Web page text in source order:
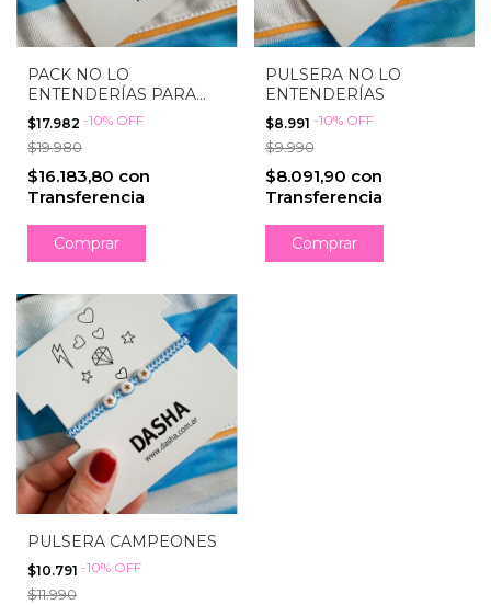
PACK NO LO
ENTENDERÍAS PARA
COMPARTIR
$17.982 -10% OFF
$19.980
$16.183,80 con
Transferencia
PULSERA NO LO
ENTENDERÍAS
$8.991 -10% OFF
$9.990
$8.091,90 con
Transferencia
PULSERA CAMPEONES
$10.791 -10% OFF
$11.990